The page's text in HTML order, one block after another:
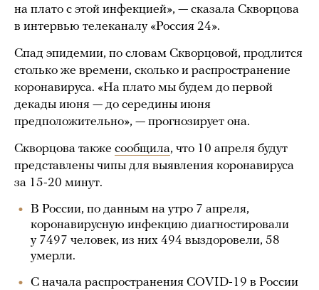
на плато с этой инфекцией», — сказала Скворцова
в интервью телеканалу «Россия 24».
Спад эпидемии, по словам Скворцовой, продлится
столько же времени, сколько и распространение
коронавируса. «На плато мы будем до первой
декады июня — до середины июня
предположительно», — прогнозирует она.
Скворцова также сообщила, что 10 апреля будут
представлены чипы для выявления коронавируса
за 15-20 минут.
В России, по данным на утро 7 апреля,
коронавирусную инфекцию диагностировали
у 7497 человек, из них 494 выздоровели, 58
умерли.
С начала распространения COVID-19 в России